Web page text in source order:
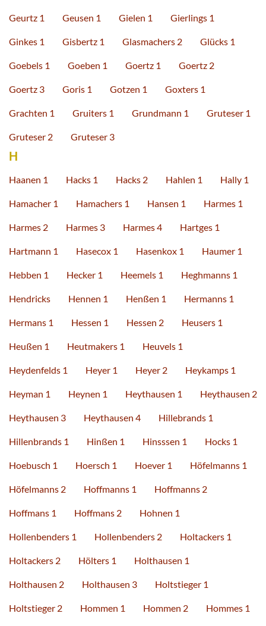
Geurtz 1 Geusen 1 Gielen 1 Gierlings 1
Ginkes 1 Gisbertz 1 Glasmachers 2 Glücks 1
Goebels 1 Goeben 1 Goertz 1 Goertz 2
Goertz 3 Goris 1 Gotzen 1 Goxters 1
Grachten 1 Gruiters 1 Grundmann 1 Gruteser 1
Gruteser 2 Gruteser 3
H
Haanen 1 Hacks 1 Hacks 2 Hahlen 1 Hally 1
Hamacher 1 Hamachers 1 Hansen 1 Harmes 1
Harmes 2 Harmes 3 Harmes 4 Hartges 1
Hartmann 1 Hasecox 1 Hasenkox 1 Haumer 1
Hebben 1 Hecker 1 Heemels 1 Heghmanns 1
Hendricks Hennen 1 Henßen 1 Hermanns 1
Hermans 1 Hessen 1 Hessen 2 Heusers 1
Heußen 1 Heutmakers 1 Heuvels 1
Heydenfelds 1 Heyer 1 Heyer 2 Heykamps 1
Heyman 1 Heynen 1 Heythausen 1 Heythausen 2
Heythausen 3 Heythausen 4 Hillebrands 1
Hillenbrands 1 Hinßen 1 Hinsssen 1 Hocks 1
Hoebusch 1 Hoersch 1 Hoever 1 Höfelmanns 1
Höfelmanns 2 Hoffmanns 1 Hoffmanns 2
Hoffmans 1 Hoffmans 2 Hohnen 1
Hollenbenders 1 Hollenbenders 2 Holtackers 1
Holtackers 2 Hölters 1 Holthausen 1
Holthausen 2 Holthausen 3 Holtstieger 1
Holtstieger 2 Hommen 1 Hommen 2 Hommes 1